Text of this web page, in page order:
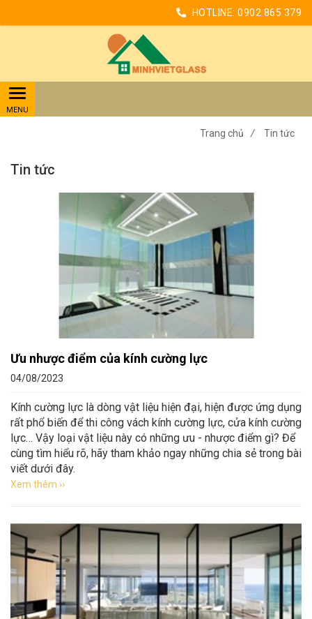
HOTLINE: 0902 865 379
Trang chủ / Tin tức
Tin tức
Ưu nhược điểm của kính cường lực
04/08/2023
Kính cường lực là dòng vật liệu hiện đại, hiện được ứng dụng
rất phổ biến để thi công vách kính cường lực, cửa kính cường
lực… Vậy loại vật liệu này có những ưu - nhược điểm gì? Để
cùng tìm hiểu rõ, hãy tham khảo ngay những chia sẻ trong bài
viết dưới đây.
Xem thêm ››